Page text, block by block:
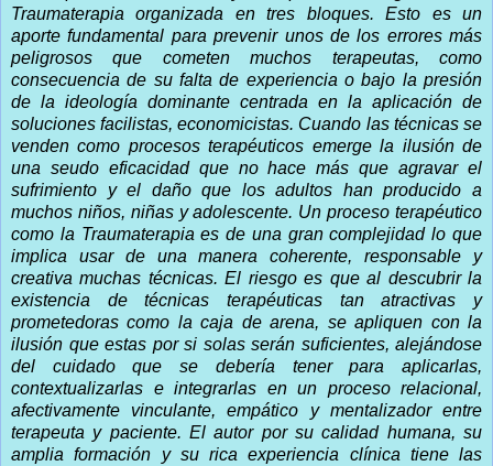
Traumaterapia organizada en tres bloques. Esto es un
aporte fundamental para prevenir unos de los errores más
peligrosos que cometen muchos terapeutas, como
consecuencia de su falta de experiencia o bajo la presión
de la ideología dominante centrada en la aplicación de
soluciones facilistas, economicistas. Cuando las técnicas se
venden como procesos terapéuticos emerge la ilusión de
una seudo eficacidad que no hace más que agravar el
sufrimiento y el daño que los adultos han producido a
muchos niños, niñas y adolescente. Un proceso terapéutico
como la Traumaterapia es de una gran complejidad lo que
implica usar de una manera coherente, responsable y
creativa muchas técnicas. El riesgo es que al descubrir la
existencia de técnicas terapéuticas tan atractivas y
prometedoras como la caja de arena, se apliquen con la
ilusión que estas por si solas serán suficientes, alejándose
del cuidado que se debería tener para aplicarlas,
contextualizarlas e integrarlas en un proceso relacional,
afectivamente vinculante, empático y mentalizador entre
terapeuta y paciente. El autor por su calidad humana, su
amplia formación y su rica experiencia clínica tiene las